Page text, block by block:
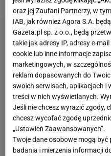
oraz jej Zaufani Partnerzy, w
IAB, jak również Agora S.A.
Gazeta.pl sp. z o.o., będą
takie jak adresy IP, adresy e-
cookie lub inne informacje
marketingowych, w
reklam dopasowanych do
swoich serwisach, aplikacjach i
treści w nich wyświetlanych.
Jeśli nie chcesz wyrazić zgody,
chcesz wycofać zgodę
„Ustawień Zaawansowanych”.
Twoje dane osobowe mogą
badania i mierzenia informacji